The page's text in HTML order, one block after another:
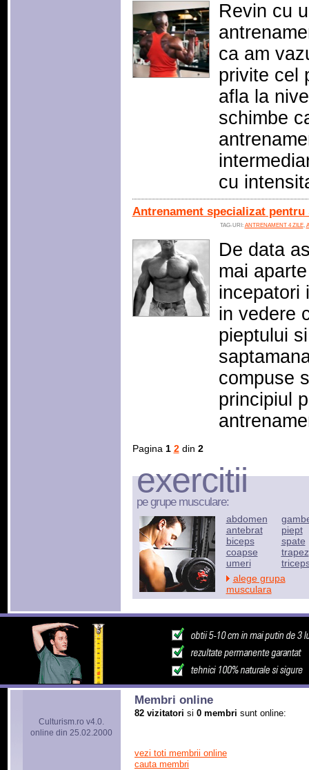
Revin cu
ca am
privite cel
afla la
schimbe
cu
Antrenament specializat pentru
TAG-URI: ANTRENAMENT 4 ZILE,
De data
mai
incepatori
in vedere
pieptului
compuse
principiul
Pagina 1 2din 2
exercitii
pe grupe musculare:
abdomen
antebrat
biceps
coapse
umeri
piept
spate
trapez
alege grupa
musculara
Culturism.ro v4.0.
online din 25.02.2000
Membri online
82 vizitatori si 0 membri sunt online:
vezi toti membrii online
cauta membri